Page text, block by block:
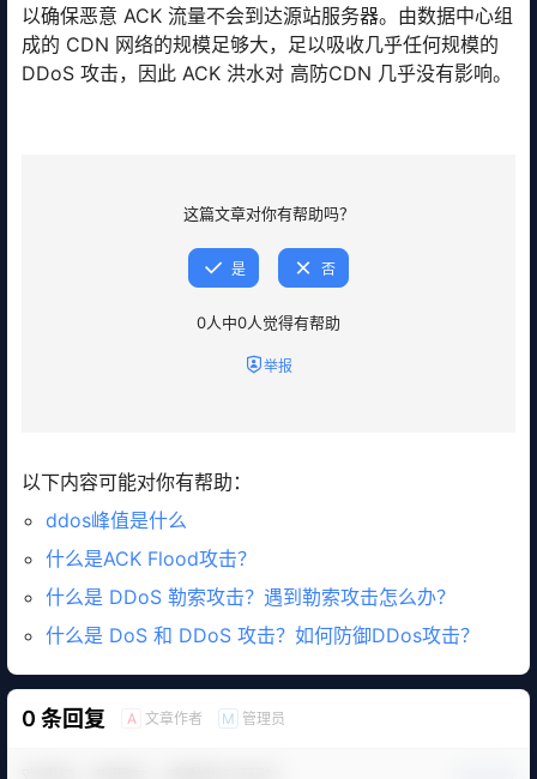
以确保恶意 ACK 流量不会到达源站服务器。由数据中心组
成的 CDN 网络的规模足够大，足以吸收几乎任何规模的
DDoS 攻击，因此 ACK 洪水对 高防CDN 几乎没有影响。
这篇文章对你有帮助吗？
是 否
0人中0人觉得有帮助
举报
以下内容可能对你有帮助：
ddos峰值是什么
什么是ACK Flood攻击？
什么是 DDoS 勒索攻击？遇到勒索攻击怎么办？
什么是 DoS 和 DDoS 攻击？如何防御DDos攻击？
0 条回复 A 文章作者 M 管理员